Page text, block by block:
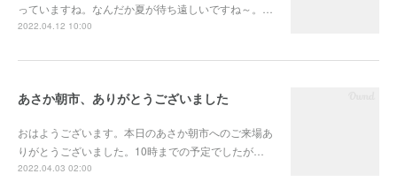
っていますね。なんだか夏が待ち遠しいですね～。…
2022.04.12 10:00
あさか朝市、ありがとうございました
おはようございます。本日のあさか朝市へのご来場あ
りがとうございました。10時までの予定でしたが…
2022.04.03 02:00